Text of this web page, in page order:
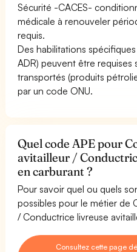
Sécurité -CACES-
médicale à renouveler
requis.
Des habilitations
ADR) peuvent être requises
transportés (produits
par un code ONU.
Quel code APE pour
avitailleur /
en carburant ?
Pour savoir quel ou quels
possibles pour le métier de
/ Conductrice livreuse
Consultez cette page